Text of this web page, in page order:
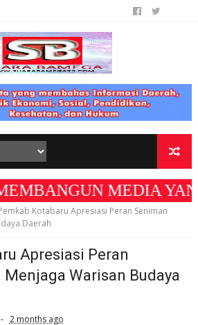
MEDIA YANG
Kotabaru Apresiasi Peran Seniman
Daerah
Apresiasi Peran
Warisan Budaya
2 months ago